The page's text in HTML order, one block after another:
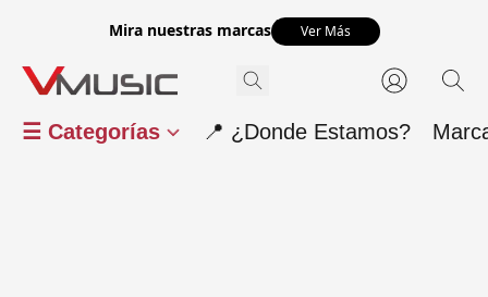
Mira nuestras marcas Ver Más
☰ Categorías 📍 ¿Donde Estamos?